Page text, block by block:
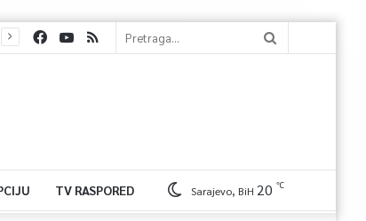
TV RASPORED Sarajevo, BiH 20 ℃